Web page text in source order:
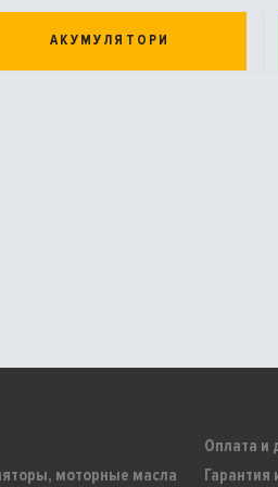
АКУМУЛЯТОРИ
моторные масла
Оплата и
Гарантия